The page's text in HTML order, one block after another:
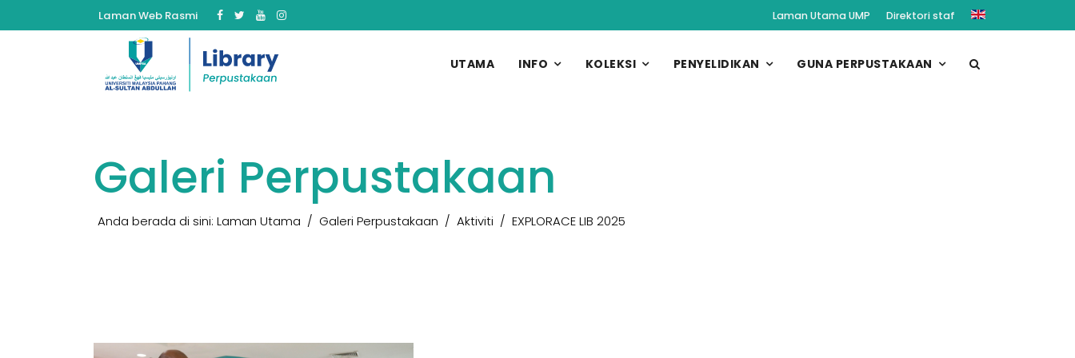
Laman Utama UMP Direktori staf
Laman Web Rasmi
UTAMA INFO KOLEKSI PENYELIDIKAN GUNA PERPUSTAKAAN
Galeri Perpustakaan
Anda berada di sini: Laman Utama Galeri Perpustakaan Aktiviti EXPLORACE LIB 2025